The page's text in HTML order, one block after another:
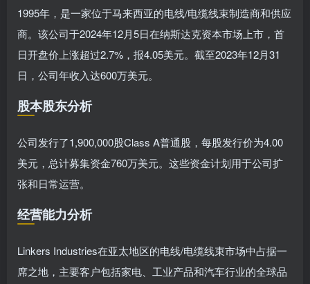
1995年，是一家位于马来西亚的电线/电缆线束制造商和供应
商。该公司于2024年12月5日在纳斯达克资本市场上市，首
日开盘价上涨超过2.7%，报4.05美元。截至2023年12月31
日，公司年收入达600万美元。
股本股东分析
公司发行了1,900,000股Class A普通股，每股发行价为4.00
美元，总计募集资金760万美元。这些资金计划用于公司扩
张和日常运营。
经营能力分析
Linkers Industries在亚太地区的电线/电缆线束市场中占据一
席之地，主要客户包括家电、工业产品和汽车行业的全球品